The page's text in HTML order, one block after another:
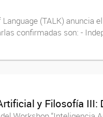
(TALK)
confirmadas son: -
y Filosofía III: